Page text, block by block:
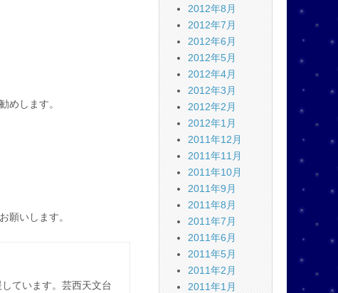
めします。
願いします。
ています。芸西天文台
2012年8月
2012年7月
2012年6月
2012年5月
2012年4月
2012年3月
2012年2月
2012年1月
2011年12月
2011年11月
2011年10月
2011年9月
2011年8月
2011年7月
2011年6月
2011年5月
2011年2月
2011年1月